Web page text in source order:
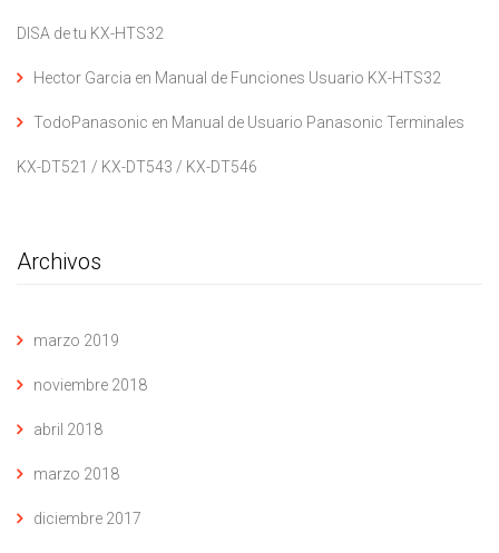
DISA de tu KX-HTS32
Hector Garcia en Manual de Funciones Usuario KX-HTS32
TodoPanasonic en Manual de Usuario Panasonic Terminales
KX-DT521 / KX-DT543 / KX-DT546
Archivos
marzo 2019
noviembre 2018
abril 2018
marzo 2018
diciembre 2017